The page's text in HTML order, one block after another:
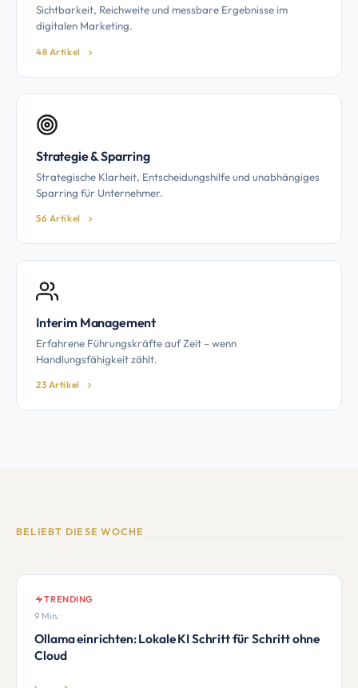
Sichtbarkeit, Reichweite und messbare Ergebnisse im
digitalen Marketing.
48 Artikel
Strategie & Sparring
Strategische Klarheit, Entscheidungshilfe und unabhängiges
Sparring für Unternehmer.
56 Artikel
Interim Management
Erfahrene Führungskräfte auf Zeit – wenn
Handlungsfähigkeit zählt.
23 Artikel
BELIEBT DIESE WOCHE
TRENDING
9 Min.·
Ollama einrichten: Lokale KI Schritt für Schritt ohne
Cloud